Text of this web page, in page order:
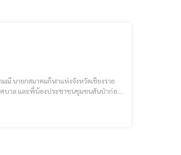
ณี นายกสมาคมกีฬาแห่งจังหวัดเชียงราย
ศบาล และพี่น้องประชาชนชุมชนสันป่าก่อ